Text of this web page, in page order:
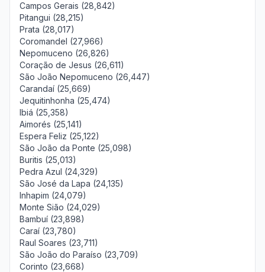
Campos Gerais (28,842)
Pitangui (28,215)
Prata (28,017)
Coromandel (27,966)
Nepomuceno (26,826)
Coração de Jesus (26,611)
São João Nepomuceno (26,447)
Carandaí (25,669)
Jequitinhonha (25,474)
Ibiá (25,358)
Aimorés (25,141)
Espera Feliz (25,122)
São João da Ponte (25,098)
Buritis (25,013)
Pedra Azul (24,329)
São José da Lapa (24,135)
Inhapim (24,079)
Monte Sião (24,029)
Bambuí (23,898)
Caraí (23,780)
Raul Soares (23,711)
São João do Paraíso (23,709)
Corinto (23,668)